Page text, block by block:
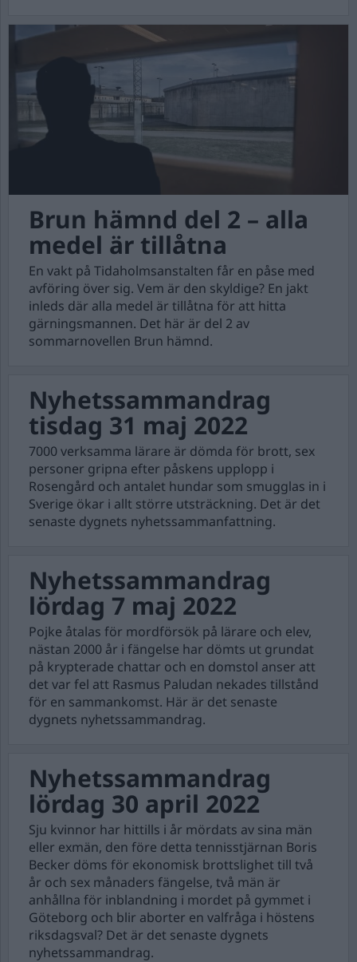
Brun hämnd del 2 – alla
medel är tillåtna
En vakt på Tidaholmsanstalten får en påse med
avföring över sig. Vem är den skyldige? En jakt
inleds där alla medel är tillåtna för att hitta
gärningsmannen. Det här är del 2 av
sommarnovellen Brun hämnd.
Nyhetssammandrag
tisdag 31 maj 2022
7000 verksamma lärare är dömda för brott, sex
personer gripna efter påskens upplopp i
Rosengård och antalet hundar som smugglas in i
Sverige ökar i allt större utsträckning. Det är det
senaste dygnets nyhetssammanfattning.
Nyhetssammandrag
lördag 7 maj 2022
Pojke åtalas för mordförsök på lärare och elev,
nästan 2000 år i fängelse har dömts ut grundat
på krypterade chattar och en domstol anser att
det var fel att Rasmus Paludan nekades tillstånd
för en sammankomst. Här är det senaste
dygnets nyhetssammandrag.
Nyhetssammandrag
lördag 30 april 2022
Sju kvinnor har hittills i år mördats av sina män
eller exmän, den före detta tennisstjärnan Boris
Becker döms för ekonomisk brottslighet till två
år och sex månaders fängelse, två män är
anhållna för inblandning i mordet på gymmet i
Göteborg och blir aborter en valfråga i höstens
riksdagsval? Det är det senaste dygnets
nyhetssammandrag.